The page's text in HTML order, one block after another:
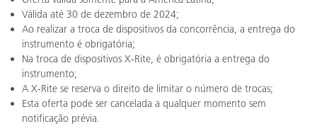
Válida até 30 de dezembro de 2024;
Ao realizar a troca de dispositivos da concorrência, a entrega do
instrumento é obrigatória;
Na troca de dispositivos X-Rite, é obrigatória a entrega do
instrumento;
A X-Rite se reserva o direito de limitar o número de trocas;
Esta oferta pode ser cancelada a qualquer momento sem
notificação prévia.